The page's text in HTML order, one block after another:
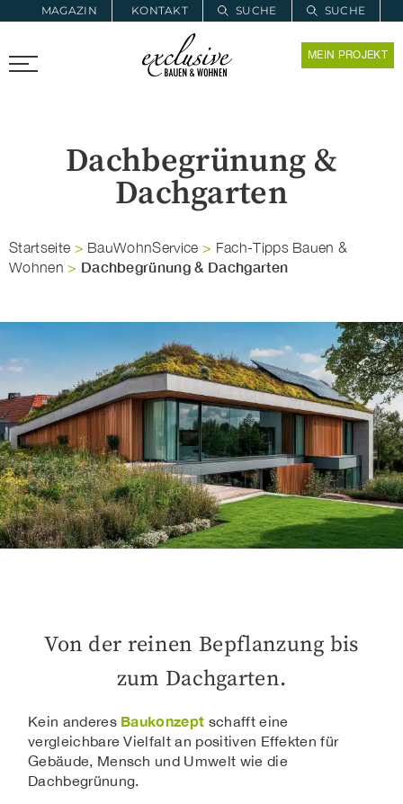
MAGAZIN KONTAKT SUCHE
SUCHE
PROARCHITEC PROINSTALL MEIN PROJEKT
Dachbegrünung &
Dachgarten
Startseite > BauWohnService > Fach-Tipps Bauen &
Wohnen > Dachbegrünung & Dachgarten
Von der reinen Bepflanzung bis
zum Dachgarten.
Kein anderes Baukonzept schafft eine
vergleichbare Vielfalt an positiven Effekten für
Gebäude, Mensch und Umwelt wie die
Dachbegrünung.